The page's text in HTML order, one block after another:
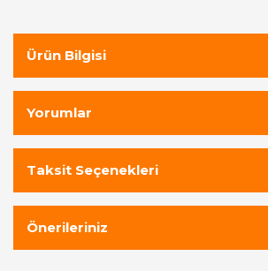
Ürün Bilgisi
Yorumlar
Taksit Seçenekleri
Önerileriniz